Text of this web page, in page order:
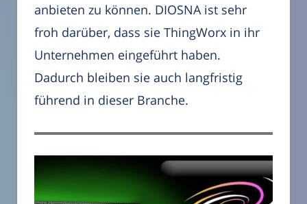
anbieten zu können. DIOSNA ist sehr
froh darüber, dass sie ThingWorx in ihr
Unternehmen eingeführt haben.
Dadurch bleiben sie auch langfristig
führend in dieser Branche.